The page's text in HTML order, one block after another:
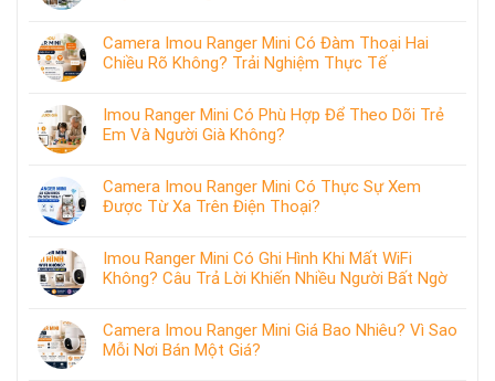
Camera Imou Ranger Mini Có Đàm Thoại Hai
Chiều Rõ Không? Trải Nghiệm Thực Tế
Imou Ranger Mini Có Phù Hợp Để Theo Dõi Trẻ
Em Và Người Già Không?
Camera Imou Ranger Mini Có Thực Sự Xem
Được Từ Xa Trên Điện Thoại?
Imou Ranger Mini Có Ghi Hình Khi Mất WiFi
Không? Câu Trả Lời Khiến Nhiều Người Bất Ngờ
Camera Imou Ranger Mini Giá Bao Nhiêu? Vì Sao
Mỗi Nơi Bán Một Giá?